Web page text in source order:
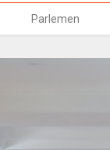
Parlemen